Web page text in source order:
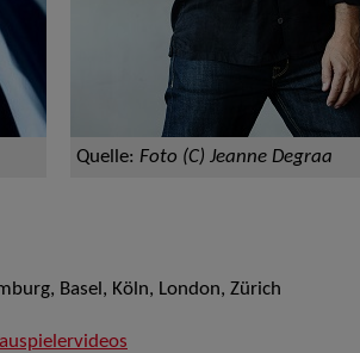
Quelle: Foto (C) Jeanne Degraa
Basel, Köln, London, Zürich